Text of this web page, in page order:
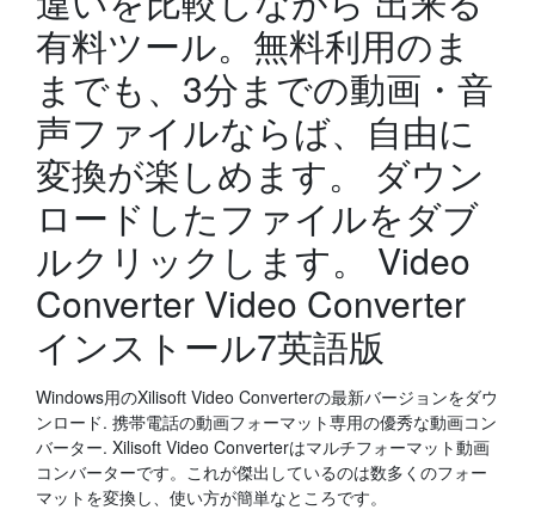
有料ツール。無料利用のま
までも、3分までの動画・音
声ファイルならば、自由に
変換が楽しめます。 ダウン
ロードしたファイルをダブ
ルクリックします。 Video
Converter Video Converter
インストール7英語版
Windows用のXilisoft Video Converterの最新バージョンをダウ
ンロード. 携帯電話の動画フォーマット専用の優秀な動画コン
バーター. Xilisoft Video Converterはマルチフォーマット動画
コンバーターです。これが傑出しているのは数多くのフォー
マットを変換し、使い方が簡単なところです。